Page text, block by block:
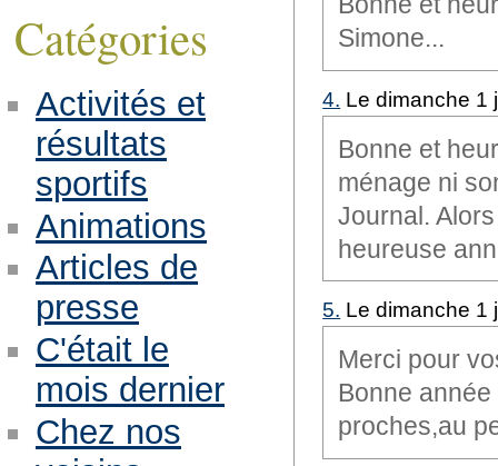
Simone...
4. Le dimanche 1
Bonne et
ménage ni
Journal.
heureuse
5. Le dimanche 1
Merci pour
Bonne
proches,au
Catégories
Activités et
résultats
sportifs
Animations
Articles de
presse
C'était le
mois dernier
Chez nos